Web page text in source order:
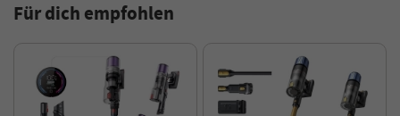
Für dich empfohlen